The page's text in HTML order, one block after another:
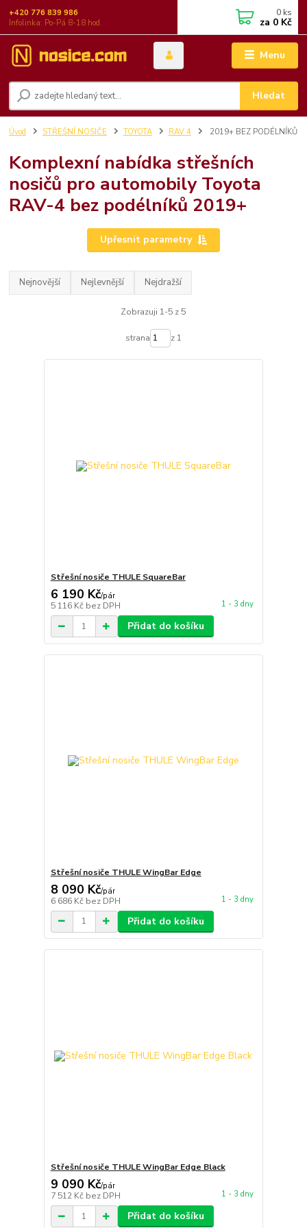
Menu
Hledat
+420 776 839 986
Infolinka: Po-Pá 8-18 hod.
0 ks
za 0 Kč
Úvod STŘEŠNÍ NOSIČE TOYOTA RAV 4 2019+ BEZ PODÉLNÍKŮ
Komplexní nabídka střešních
nosičů pro automobily Toyota
RAV-4 bez podélníků 2019+
Upřesnit parametry
Nejnovější Nejlevnější Nejdražší
Zobrazuji 1-5 z 5
strana z 1
Střešní nosiče THULE SquareBar
6 190 Kč/pár
5 116 Kč bez DPH 1 - 3 dny
Přidat do košíku
Střešní nosiče THULE WingBar Edge
8 090 Kč/pár
6 686 Kč bez DPH 1 - 3 dny
Přidat do košíku
Střešní nosiče THULE WingBar Edge Black
9 090 Kč/pár
7 512 Kč bez DPH 1 - 3 dny
Přidat do košíku